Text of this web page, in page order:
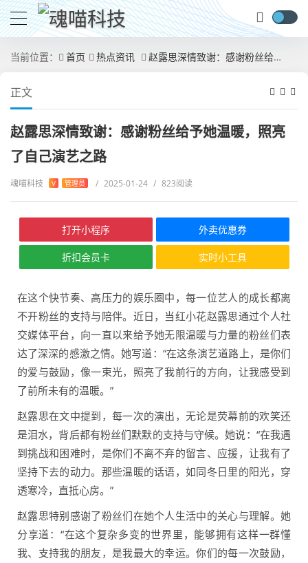
当前位置： 首页 热点资讯 赵露思深情致谢：感谢粉丝给予她温暖，照亮了自己演艺之路
正文
赵露思深情致谢：感谢粉丝给予她温暖，照亮
了自己演艺之路
魂喵科技 V 管理员 / 2025-01-24 / 823阅读
打开小程序 外卖优惠券
折扣会员卡 实时小工具
在这个快节奏、高压力的娱乐圈中，每一位艺人的成长都离
不开粉丝的支持与陪伴。近日，当红小花赵露思通过个人社
交媒体平台，向一直以来给予她无限温暖与力量的粉丝们表
达了深深的感激之情。她写道：“在这条演艺道路上，是你们
的爱与鼓励，像一束光，照亮了我前行的方向，让我感受到
了前所未有的温暖。”
赵露思在文中提到，每一次的演出，无论是荧幕前的欢笑还
是泪水，背后都有粉丝们默默的支持与守候。她说：“在我遇
到挑战和困难时，是你们不离不弃的留言、应援，让我有了
坚持下去的动力。那些温暖的话语，如同冬日里的阳光，穿
透寒冷，直抵心房。”
赵露思特别感谢了粉丝们在她个人生活中的关心与理解。她
分享道：“在这个复杂多变的世界里，能够拥有这样一群懂
我、支持我的朋友，是我最大的幸运。你们的每一次鼓励，